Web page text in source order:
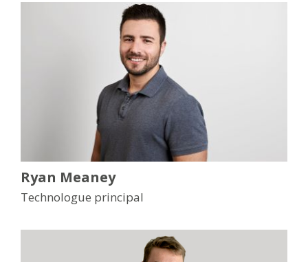
Ryan Meaney
Technologue principal